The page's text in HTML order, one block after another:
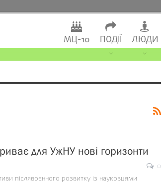
МЦ-10 ПОДІЇ ЛЮДИ
для УжНУ нові горизонти
0
післявоєнного розвитку із науковцями